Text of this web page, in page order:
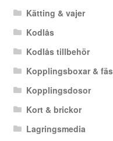
Kätting & vajer
Kodlås
Kodlås tillbehör
Kopplingsboxar &
Kopplingsdosor
Kort & brickor
Lagringsmedia